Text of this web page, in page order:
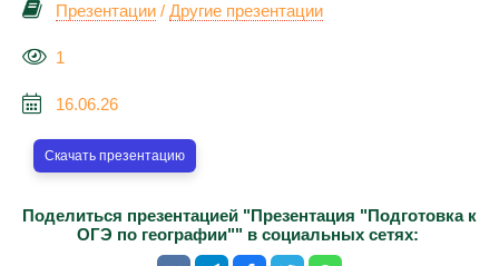
Презентации / Другие презентации
1
16.06.26
Скачать презентацию
Поделиться презентацией "Презентация "Подготовка к
ОГЭ по географии"" в социальных сетях: